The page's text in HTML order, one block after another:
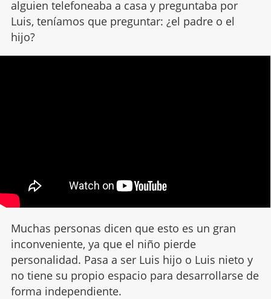
alguien telefoneaba a casa y preguntaba por
Luis, teníamos que preguntar: ¿el padre o el
hijo?
Muchas personas dicen que esto es un gran
inconveniente, ya que el niño pierde
personalidad. Pasa a ser Luis hijo o Luis nieto y
no tiene su propio espacio para desarrollarse de
forma independiente.